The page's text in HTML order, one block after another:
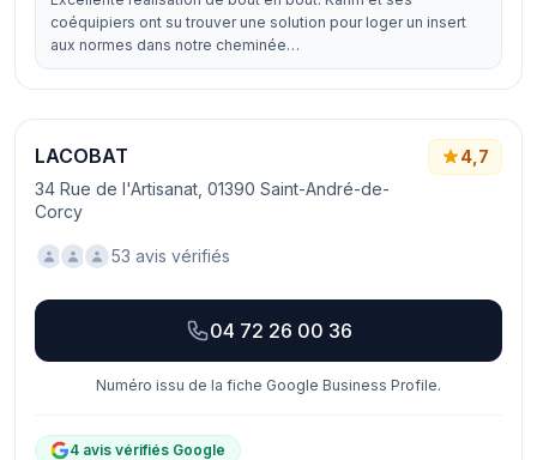
coéquipiers ont su trouver une solution pour loger un insert
aux normes dans notre cheminée…
LACOBAT
34 Rue de l'Artisanat, 01390 Saint-André-de-
Corcy
4,7
53 avis vérifiés
04 72 26 00 36
Numéro issu de la fiche Google Business Profile.
4 avis vérifiés Google